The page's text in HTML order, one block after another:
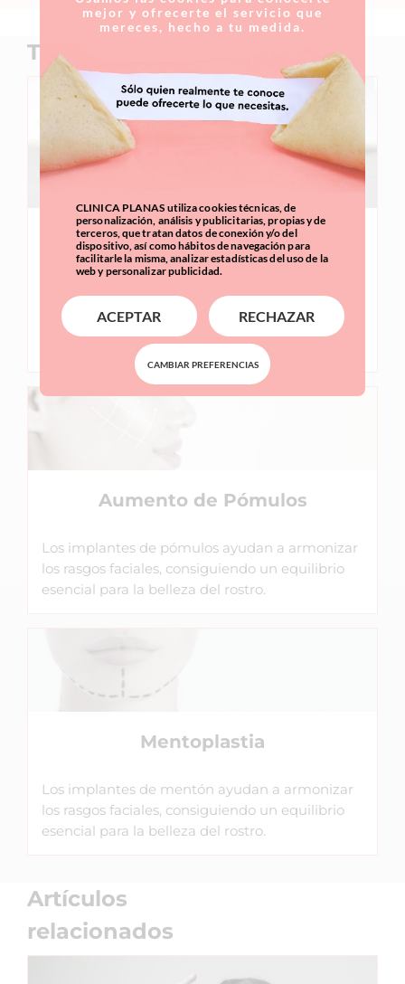
Tratamientos relacionados
Rinoplastia
destinada a la corrección de las deformaciones
nasales con la finalidad de mejorar el equilibrio
y la armonía facial.
Aumento de Pómulos
Los implantes de pómulos ayudan a armonizar
los rasgos faciales, consiguiendo un equilibrio
esencial para la belleza del rostro.
Mentoplastia
Los implantes de mentón ayudan a armonizar
los rasgos faciales, consiguiendo un equilibrio
esencial para la belleza del rostro.
Artículos
relacionados
mejor y ofrecerte el servicio que
mereces, hecho a tu medida.
CLINICA PLANAS utiliza cookies técnicas, de
personalización, análisis y publicitarias, propias y de
terceros, que tratan datos de conexión y/o del
dispositivo, así como hábitos de navegación para
facilitarle la misma, analizar estadísticas del uso de la
web y personalizar publicidad.
ACEPTAR RECHAZAR
CAMBIAR PREFERENCIAS